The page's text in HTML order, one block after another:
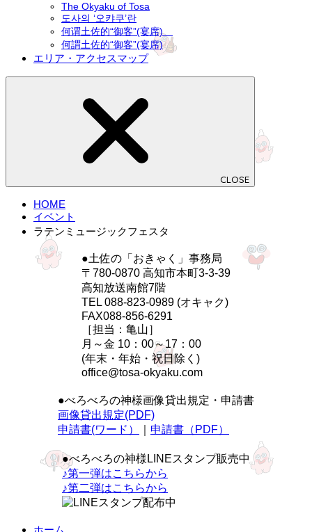
The Okyaku of Tosa
도사의 ‘오캬쿠’란
何谓土佐的“御客”(宴席)
何謂土佐的“御客”(宴席)
エリア・アクセスマップ
CLOSE
HOME
イベント
ラテンミュージックフェスタ
●土佐の「おきゃく」事務局
〒780-0870 高知市本町3-3-39
高知放送南館7階
TEL 088-823-0989 (オキャク)
FAX088-856-6291
［担当：亀山］
月～金 10：00～17：00
(年末・年始・祝日除く)
office@tosa-okyaku.com
●べろべろの神様画像貸出規定・申請書
画像貸出規定(PDF)
申請書(ワード）
申請書（PDF）
●べろべろの神様LINEスタンプ販売中
♪第一弾はこちらから
♪第二弾はこちらから
ホーム